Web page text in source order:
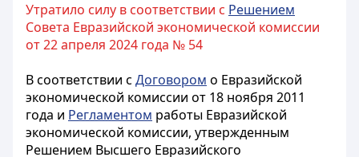
Утратило силу в соответствии с Решением
Совета Евразийской экономической комиссии
от 22 апреля 2024 года № 54
В соответствии с Договором о Евразийской
экономической комиссии от 18 ноября 2011
года и Регламентом работы Евразийской
экономической комиссии, утвержденным
Решением Высшего Евразийского